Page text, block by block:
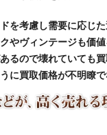
を考慮し需要に応じた
やヴィンテージも価値
るので壊れていても買
に買取価格が不明瞭で